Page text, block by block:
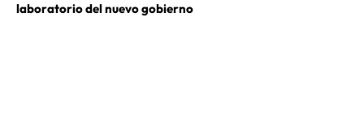
laboratorio del nuevo gobierno